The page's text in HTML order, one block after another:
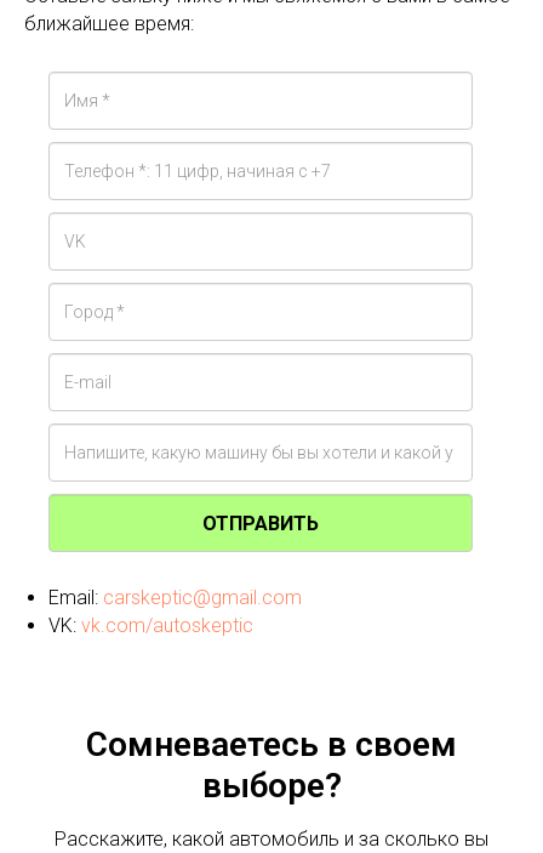
ближайшее время:
ОТПРАВИТЬ
Email: carskeptic@gmail.com
VK: vk.com/autoskeptic
Сомневаетесь в своем
выборе?
Расскажите, какой автомобиль и за сколько вы